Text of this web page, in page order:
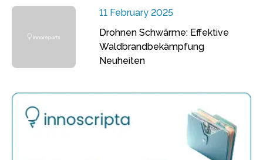
11 February 2025
Drohnen Schwärme: Effektive
Waldbrandbekämpfung
Neuheiten